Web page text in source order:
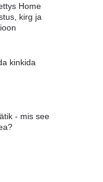
Home
kirg ja
kinkida
- mis see